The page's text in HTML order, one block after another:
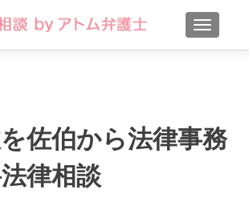
佐伯から法律事務
律相談